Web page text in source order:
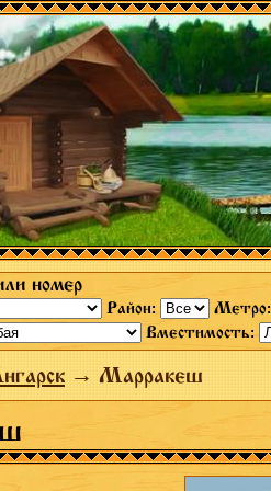
номер
Район:
Метро:
Вместимость:
→ Марракеш